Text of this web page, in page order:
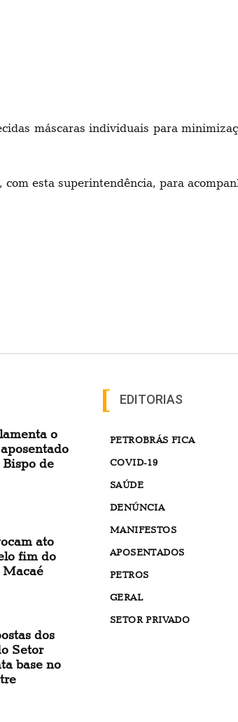
máscaras individuais para
esta superintendência, para
o
de
ato
fim do
dos
Setor
base no
EDITORIAS
PETROBRÁS FICA
COVID-19
SAÚDE
DENÚNCIA
MANIFESTOS
APOSENTADOS
PETROS
GERAL
SETOR PRIVADO